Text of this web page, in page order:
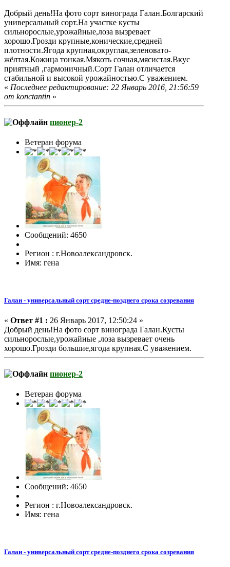
Добрый день!На фото сорт винограда Галан.Болгарский
универсальный сорт.На участке кусты
сильнорослые,урожайные,лоза вызревает
хорошо.Грозди крупные,конические,средней
плотности.Ягода крупная,округлая,зеленовато-
жёлтая.Кожица тонкая.Мякоть сочная,мясистая.Вкус
приятный ,гармоничный.Сорт Галан отличается
стабильной и высокой урожайностью.С уважением.
« Последнее редактирование: 22 Январь 2016, 21:56:59
от konctantin »
пионер-2
Ветеран форума
Сообщений: 4650
Регион : г.Новоалександровск.
Имя: гена
Галан - универсальный сорт средне-позднего срока созревания
« Ответ #1 : 26 Январь 2017, 12:50:24 »
Добрый день!На фото сорт винограда Галан.Кусты
сильнорослые,урожайные ,лоза вызревает очень
хорошо.Грозди большие,ягода крупная.С уважением.
пионер-2
Ветеран форума
Сообщений: 4650
Регион : г.Новоалександровск.
Имя: гена
Галан - универсальный сорт средне-позднего срока созревания